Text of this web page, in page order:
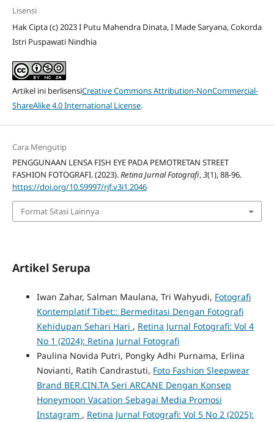
Lisensi
Hak Cipta (c) 2023 I Putu Mahendra Dinata, I Made Saryana, Cokorda
Istri Puspawati Nindhia
Artikel ini berlisensiCreative Commons Attribution-NonCommercial-
ShareAlike 4.0 International License.
Cara Mengutip
PENGGUNAAN LENSA FISH EYE PADA PEMOTRETAN STREET
FASHION FOTOGRAFI. (2023).Retina Jurnal Fotografi,3(1), 88-96.
https://doi.org/10.59997/rjf.v3i1.2046
Format Sitasi Lainnya
Artikel Serupa
Iwan Zahar, Salman Maulana, Tri Wahyudi, Fotografi
Kontemplatif Tibet:: Bermeditasi Dengan Fotografi
Kehidupan Sehari Hari , Retina Jurnal Fotografi: Vol 4
No 1 (2024): Retina Jurnal Fotografi
Paulina Novida Putri, Pongky Adhi Purnama, Erlina
Novianti, Ratih Candrastuti, Foto Fashion Sleepwear
Brand BER.CIN.TA Seri ARCANE Dengan Konsep
Honeymoon Vacation Sebagai Media Promosi
Instagram , Retina Jurnal Fotografi: Vol 5 No 2 (2025):